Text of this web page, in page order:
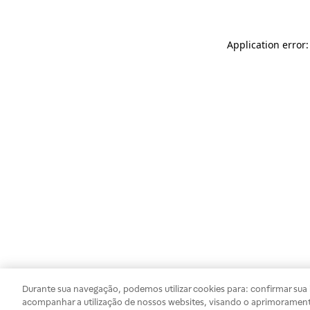
Application
Durante sua navegação, podemos utilizar cookies para: confirmar
acompanhar a utilização de nossos websites, visando o